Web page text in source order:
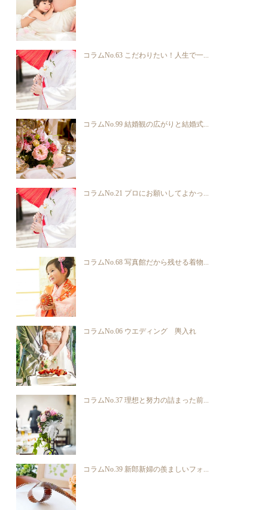
コラムNo.63 こだわりたい！人生で一...
コラムNo.99 結婚観の広がりと結婚式...
コラムNo.21 プロにお願いしてよかっ...
コラムNo.68 写真館だから残せる着物...
コラムNo.06 ウエディング 輿入れ
コラムNo.37 理想と努力の詰まった前...
コラムNo.39 新郎新婦の羨ましいフォ...